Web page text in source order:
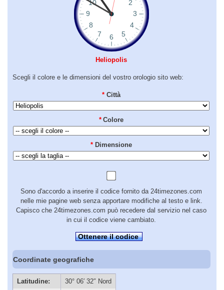
Heliopolis
Scegli il colore e le dimensioni del vostro orologio sito web:
* Città
* Colore
* Dimensione
Sono d'accordo a inserire il codice fornito da 24timezones.com
nelle mie pagine web senza apportare modifiche al testo e link.
Capisco che 24timezones.com può recedere dal servizio nel caso
in cui il codice viene cambiato.
Ottenere il codice
Coordinate geografiche
Latitudine:
30° 06′ 32″ Nord